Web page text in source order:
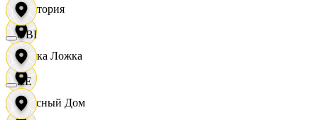
Виктория
Вилка Ложка
Вкусный Дом
OBI
RE